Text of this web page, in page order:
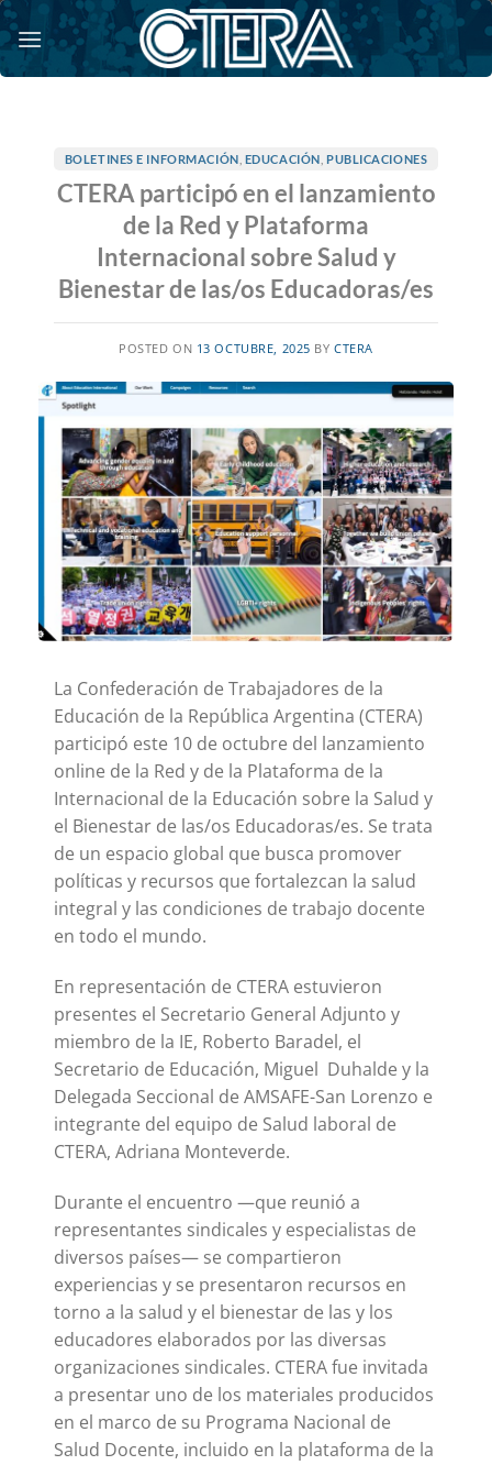
Saltar
al
contenido
BOLETINES E INFORMACIÓN EDUCACIÓN PUBLICACIONES
CTERA participó en el lanzamiento
de la Red y Plataforma
Internacional sobre Salud y
Bienestar de las/os Educadoras/es
POSTED ON 13 OCTUBRE, 2025 BY CTERA
La Confederación de Trabajadores de la
Educación de la República Argentina (CTERA)
participó este 10 de octubre del lanzamiento
online de la Red y de la Plataforma de la
Internacional de la Educación sobre la Salud y
el Bienestar de las/os Educadoras/es. Se trata
de un espacio global que busca promover
políticas y recursos que fortalezcan la salud
integral y las condiciones de trabajo docente
en todo el mundo.
En representación de CTERA estuvieron
presentes el Secretario General Adjunto y
miembro de la IE, Roberto Baradel, el
Secretario de Educación, Miguel Duhalde y la
Delegada Seccional de AMSAFE-San Lorenzo e
integrante del equipo de Salud laboral de
CTERA, Adriana Monteverde.
Durante el encuentro —que reunió a
representantes sindicales y especialistas de
diversos países— se compartieron
experiencias y se presentaron recursos en
torno a la salud y el bienestar de las y los
educadores elaborados por las diversas
organizaciones sindicales. CTERA fue invitada
a presentar uno de los materiales producidos
en el marco de su Programa Nacional de
Salud Docente, incluido en la plataforma de la